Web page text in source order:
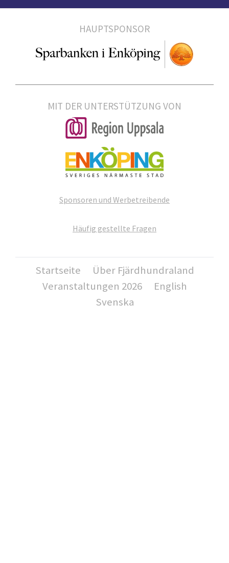
HAUPTSPONSOR
MIT DER UNTERSTÜTZUNG VON
Sponsoren und Werbetreibende
Häufig gestellte Fragen
Startseite
Über Fjärdhundraland
Veranstaltungen 2026
English
Svenska